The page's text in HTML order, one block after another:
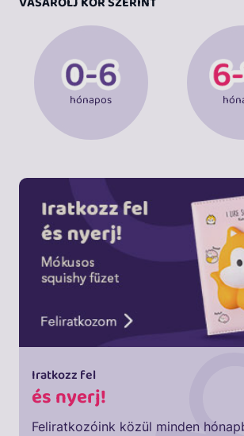
hónapos
Iratkozz fel
és nyerj!
Feliratkozóink közül minden